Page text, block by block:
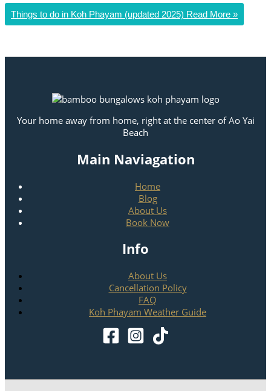
Things to do in Koh Phayam (updated 2025) Read More »
Your home away from home, right at the center of Ao Yai
Beach
Main Naviagation
Home
Blog
About Us
Book Now
Info
About Us
Cancellation Policy
FAQ
Koh Phayam Weather Guide